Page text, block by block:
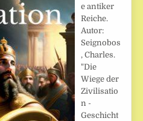
e antiker
Reiche.
Autor:
Seignobos
, Charles.
"Die
Wiege der
Zivilisatio
n -
Geschicht